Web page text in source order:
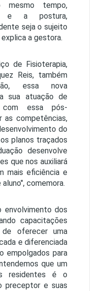
tempo,
e a postura,
seja o sujeito
a gestora.
de Fisioterapia,
Reis, também
essa nova
sua atuação de
com essa pós-
as competências,
do
planos traçados
desenvolve
que nos auxiliará
mais eficiência e
comemora.
envolvimento dos
capacitações
oferecer uma
e diferenciada
empolgados para
que um
residentes é o
preceptor e suas